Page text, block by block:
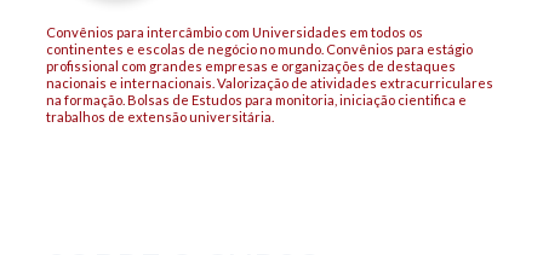
Convênios para intercâmbio com Universidades em todos os
continentes e escolas de negócio no mundo. Convênios para estágio
profissional com grandes empresas e organizações de destaques
nacionais e internacionais. Valorização de atividades extracurriculares
na formação. Bolsas de Estudos para monitoria, iniciação cientifica e
trabalhos de extensão universitária.